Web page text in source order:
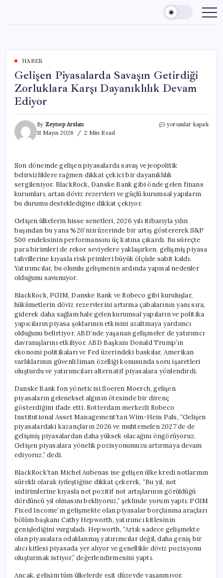
content
HABER
Gelişen Piyasalarda Savaşın Getirdiği
Zorluklara Karşı Dayanıklılık Devam
Ediyor
By Zeynep Arslan
11 Mayıs 2026
2 Min Read
Gelişen
Karşı
Dayanıklılık
Devam
Ediyor
için
yorumlar kapalı
Son dönemde gelişen piyasalarda savaş ve jeopolitik
belirsizliklere rağmen dikkat çekici bir dayanıklılık
sergileniyor. BlackRock, Danske Bank gibi önde gelen finans
kurumları, artan döviz rezervleri ve güçlü kurumsal yapıların
bu durumu desteklediğine dikkat çekiyor.
Gelişen ülkelerin hisse senetleri, 2026 yılı itibarıyla yılın
başından bu yana %20’nin üzerinde bir artış göstererek S&P
500 endeksinin performansını üç katına çıkardı. Bu süreçte
para birimleri de rekor seviyelere yaklaşırken, gelişmiş piyasa
tahvillerine kıyasla risk primleri büyük ölçüde sabit kaldı.
Yatırımcılar, bu olumlu gelişmenin ardında yapısal nedenler
olduğunu savunuyor.
BlackRock, PGIM, Danske Bank ve Robeco gibi kuruluşlar,
hükümetlerin döviz rezervlerini artırma çabalarının yanı sıra,
giderek daha sağlam hale gelen kurumsal yapıların ve politika
yapıcıların piyasa şoklarının etkisini azaltmaya yardımcı
olduğunu belirtiyor. ABD’nde yaşanan gelişmeler de yatırımcı
davranışlarını etkiliyor. ABD Başkanı Donald Trump’ın
ekonomi politikaları ve Fed üzerindeki baskılar, Amerikan
varlıklarının güvenli liman özelliği konusunda soru işaretleri
oluşturdu ve yatırımcıları alternatif piyasalara yönlendirdi.
Danske Bank fon yöneticisi Soeren Moerch, gelişen
piyasaların geleneksel algının ötesinde bir direnç
gösterdiğini ifade etti. Rotterdam merkezli Robeco
Institutional Asset Management’tan Wim-Hein Pals, “Gelişen
piyasalardaki kazançların 2026 ve muhtemelen 2027’de de
gelişmiş piyasalardan daha yüksek olacağını öngörüyoruz.
Gelişen piyasalara yönelik pozisyonumuzu artırmaya devam
ediyoruz,” dedi.
BlackRock’tan Michel Aubenas ise gelişen ülke kredi notlarının
sürekli olarak iyileştiğine dikkat çekerek, “Bu yıl, not
indirimlerine kıyasla net pozitif not artışlarının görüldüğü
dördüncü yıl olmasını bekliyoruz,” şeklinde yorum yaptı. PGIM
Fixed Income’ın gelişmekte olan piyasalar borçlanma araçları
bölüm başkanı Cathy Hepworth, yatırımcı kitlesinin
genişlediğini vurguladı. Hepworth, “Artık sadece gelişmekte
olan piyasalara odaklanmış yatırımcılar değil, daha geniş bir
alıcı kitlesi piyasada yer alıyor ve genellikle döviz pozisyonu
oluşturmak istiyor,” değerlendirmesini yaptı.
Ancak, gelişim tüm ülkelerde eşit düzeyde yaşanmıyor.